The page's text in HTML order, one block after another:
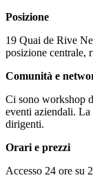
Posizione
19 Quai de Rive
posizione centrale,
Comunità e
Ci sono workshop
eventi aziendali. La
dirigenti.
Orari e prezzi
Accesso 24 ore su